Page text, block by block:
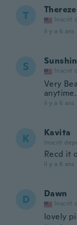
T Thereze
Inscrit
il y a 6 ans
S Inscrit
Very
il y a 6 ans
K Kavita
Inscrit
Recd it
il y a 6 ans
D Dawn
Inscrit
lovely